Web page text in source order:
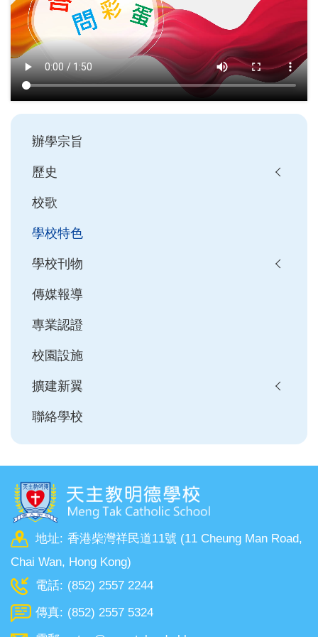
Main
navigation
辦學宗旨
歷史
校歌
學校特色
學校刊物
傳媒報導
專業認證
校園設施
擴建新翼
聯絡學校
地址: 香港柴灣祥民道11號 (11 Cheung Man Road,
Chai Wan, Hong Kong)
電話: (852) 2557 2244
傳真: (852) 2557 5324